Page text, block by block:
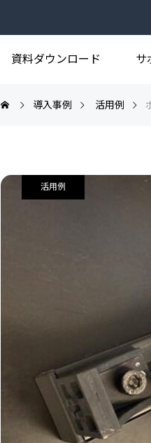
資料ダウンロード サ
活用例
導入事例 活用例
活用例